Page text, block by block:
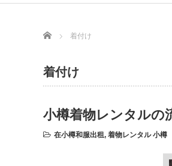
Home 着付け
着付け
小樽着物レンタルの
在小樽和服出租, 着物レンタル 小樽